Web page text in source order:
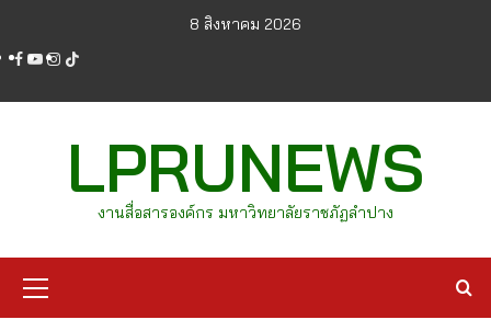
content
8 สิงหาคม 2026
facebook
youtube
instagram
tiktok
LPRUNEWS
งานสื่อสารองค์กร มหาวิทยาลัยราชภัฏลำปาง
Menu